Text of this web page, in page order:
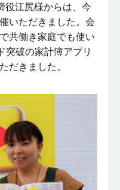
役江尻様からは、今
いただきました。会
共働き家庭でも使い
突破の家計簿アプリ
だきました。